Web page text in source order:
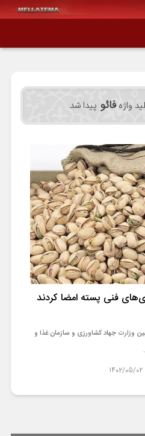
اصلی
اقتصاد
و جهان
و فرهنگ
و فناوری
ورزشی
حوادث
زندگی
ای
فائو پیدا شد
فنی پسته امضا کردند
وزارت جهاد کشاورزی و سازمان غذا و